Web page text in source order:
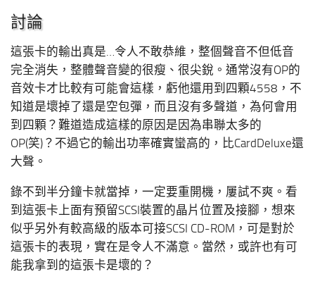
討論
這張卡的輸出真是…令人不敢恭維，整個聲音不但低音
完全消失，整體聲音變的很瘦、很尖銳。通常沒有OP的
音效卡才比較有可能會這樣，虧他還用到四顆4558，不
知道是壞掉了還是空包彈，而且沒有多聲道，為何會用
到四顆？難道造成這樣的原因是因為串聯太多的
OP(笑)？不過它的輸出功率確實蠻高的，比CardDeluxe還
大聲。
錄不到半分鐘卡就當掉，一定要重開機，屢試不爽。看
到這張卡上面有預留SCSI裝置的晶片位置及接腳，想來
似乎另外有較高級的版本可接SCSI CD-ROM，可是對於
這張卡的表現，實在是令人不滿意。當然，或許也有可
能我拿到的這張卡是壞的？